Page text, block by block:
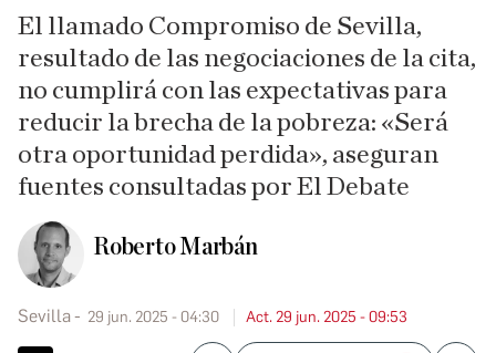
El llamado Compromiso de Sevilla,
resultado de las negociaciones de la cita,
no cumplirá con las expectativas para
reducir la brecha de la pobreza: «Será
otra oportunidad perdida», aseguran
fuentes consultadas por El Debate
Roberto Marbán
Sevilla 29 jun. 2025 - 04:30 Act. 29 jun. 2025 - 09:53